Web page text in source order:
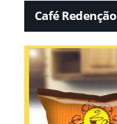
Café Redenção